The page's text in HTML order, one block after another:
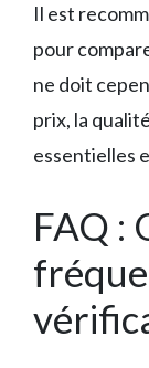
Il est
pour
ne doit
prix, la
essentielles
FAQ :